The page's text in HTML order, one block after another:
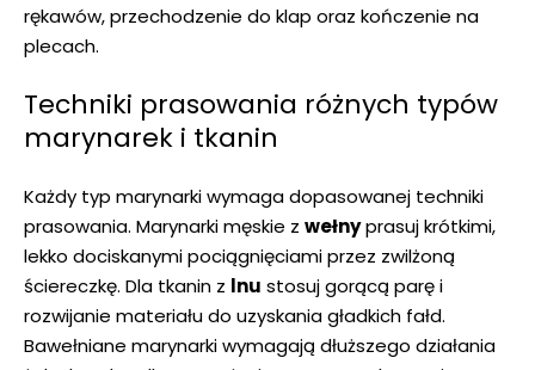
rękawów, przechodzenie do klap oraz kończenie na
plecach.
Techniki prasowania różnych typów
marynarek i tkanin
Każdy typ marynarki wymaga dopasowanej techniki
prasowania. Marynarki męskie z wełnyprasuj krótkimi,
lekko dociskanymi pociągnięciami przez zwilżoną
ściereczkę. Dla tkanin z lnu stosuj gorącą parę i
rozwijanie materiału do uzyskania gładkich fałd.
Bawełniane marynarki wymagają dłuższego działania